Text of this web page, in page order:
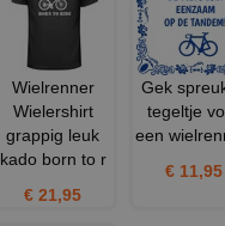
Wielrenner
Wielershirt
grappig leuk
kado born to r
€ 21,95
Gek
tegeltje
een
€ 11,95